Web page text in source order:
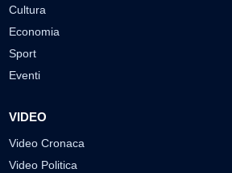
Cultura
Economia
Sport
Eventi
VIDEO
Video Cronaca
Video Politica